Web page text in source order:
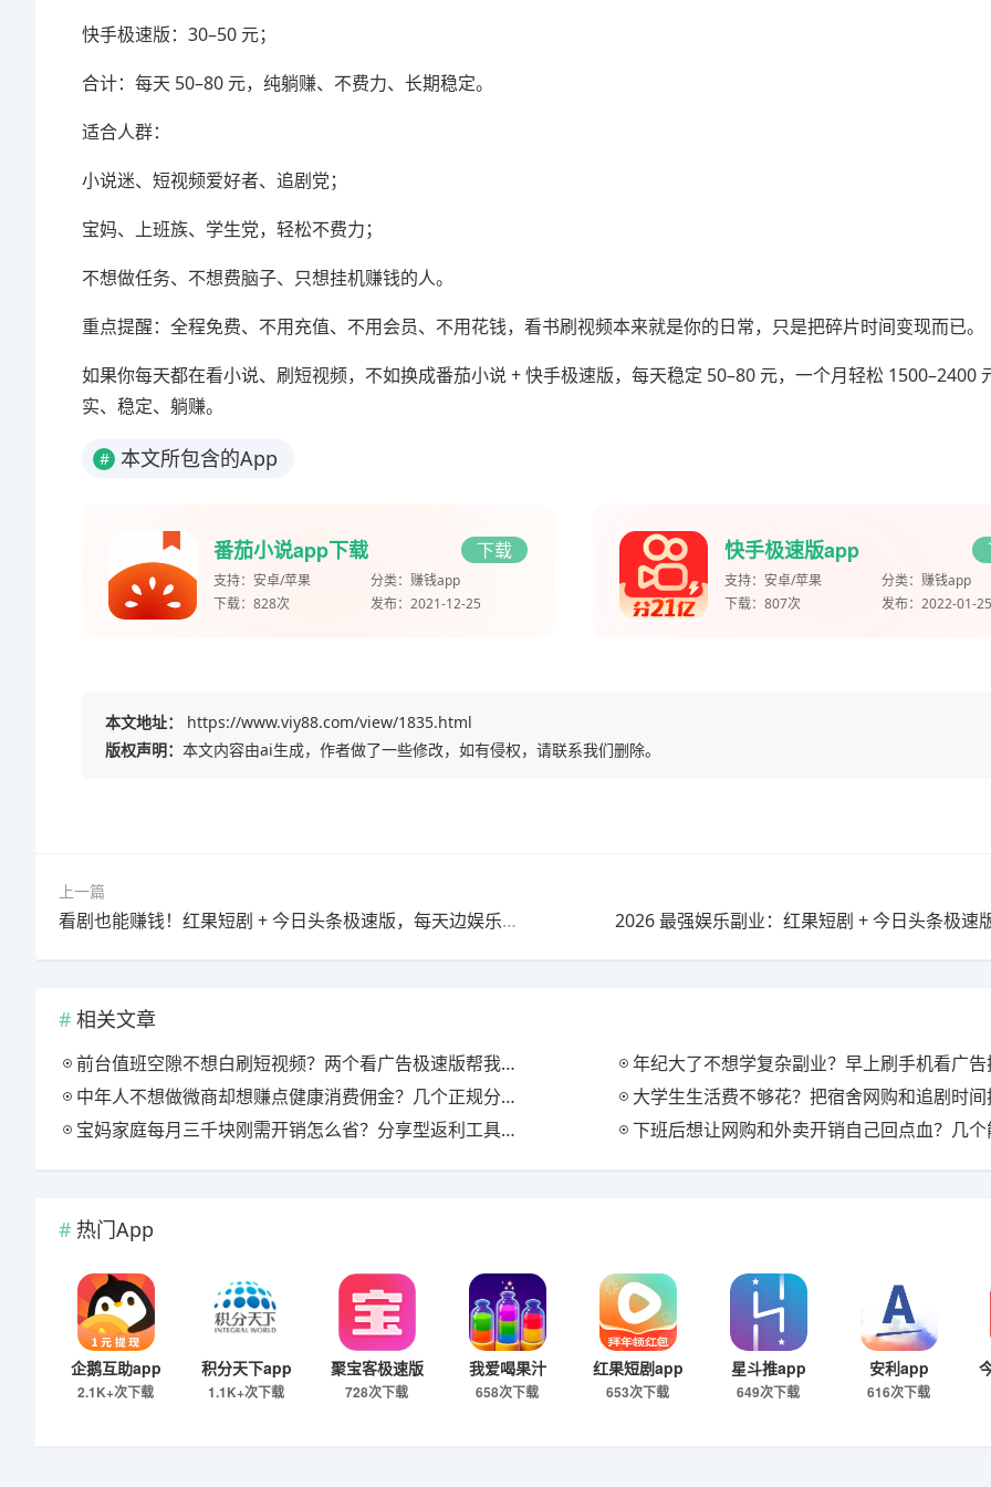
快手极速版：30–50 元；
合计：每天 50–80 元，纯躺赚、不费力、长期稳定。
适合人群：
小说迷、短视频爱好者、追剧党；
宝妈、上班族、学生党，轻松不费力；
不想做任务、不想费脑子、只想挂机赚钱的人。
重点提醒：全程免费、不用充值、不用会员、不用花钱，看书刷视频本来就是你的日常，只是把碎片时间变现而已。
如果你每天都在看小说、刷短视频，不如换成番茄小说 + 快手极速版，每天稳定 50–80 元，一个月轻松 1500–2400
实、稳定、躺赚。
# 本文所包含的App
番茄小说app下载 下载
支持： 安卓/苹果 分类： 赚钱app
下载： 828次 发布： 2021-12-25
快手极速版app
支持： 安卓/苹果 分类： 赚钱app
下载： 807次 发布： 2022-01-25
本文地址：
https://www.viy88.com/view/1835.html
版权声明： 本文内容由ai生成，作者做了一些修改，如有侵权，请联系我们删除。
上一篇
看剧也能赚钱！红果短剧 + 今日头条极速版，每天边娱乐边赚 50+
相关文章
前台值班空隙不想白刷短视频？两个看广告极速版帮我月回血三百块
年纪大了不想学复杂副业？早上刷手机看广告换零花的两
中年人不想做微商却想赚点健康消费佣金？几个正规分享式返利平台排位
大学生生活费不够花？把宿舍网购和追剧时间换成返利
宝妈家庭每月三千块刚需开销怎么省？分享型返利工具这样搭最舒服
下班后想让网购和外卖开销自己回点血？几个能长期挂机的
热门App
企鹅互助app
2.1K+次下载
积分天下app
1.1K+次下载
聚宝客极速版
728次下载
我爱喝果汁
658次下载
红果短剧app
653次下载
星斗推app
649次下载
安利app
616次下载